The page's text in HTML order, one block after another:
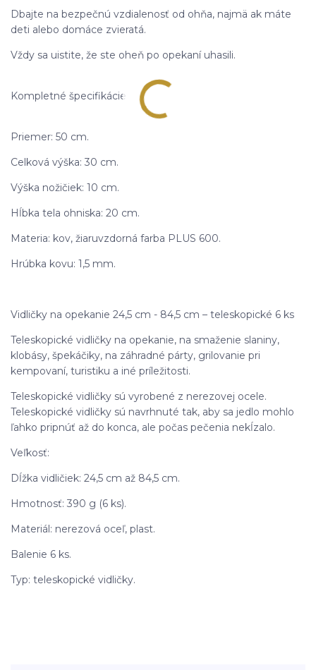
Dbajte na bezpečnú vzdialenosť od ohňa, najmä ak máte
deti alebo domáce zvieratá.
Vždy sa uistite, že ste oheň po opekaní uhasili.
Kompletné špecifikácie
Priemer: 50 cm.
Celková výška: 30 cm.
Výška nožičiek: 10 cm.
Hĺbka tela ohniska: 20 cm.
Materia: kov, žiaruvzdorná farba PLUS 600.
Hrúbka kovu: 1,5 mm.
Vidličky na opekanie 24,5 cm - 84,5 cm – teleskopické 6 ks
Teleskopické vidličky na opekanie, na smaženie slaniny,
klobásy, špekáčiky, na záhradné párty, grilovanie pri
kempovaní, turistiku a iné príležitosti.
Teleskopické vidličky sú vyrobené z nerezovej ocele.
Teleskopické vidličky sú navrhnuté tak, aby sa jedlo mohlo
ľahko pripnúť až do konca, ale počas pečenia nekĺzalo.
Veľkosť:
Dĺžka vidličiek: 24,5 cm až 84,5 cm.
Hmotnosť: 390 g (6 ks).
Materiál: nerezová oceľ, plast.
Balenie 6 ks.
Typ: teleskopické vidličky.